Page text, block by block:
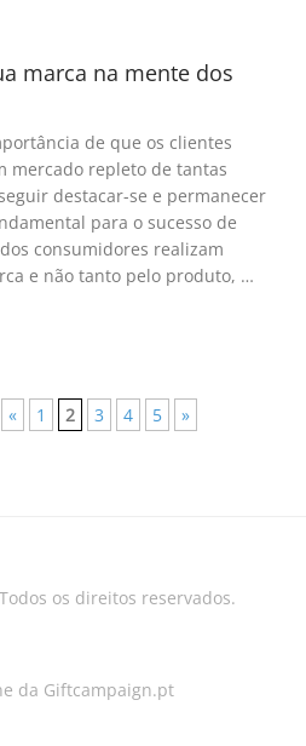
marca na mente dos
de que os clientes
mercado repleto de tantas
destacar-se e permanecer
para o sucesso de
consumidores realizam
e não tanto pelo produto, …
« 1 2 3 4 5 »
os direitos reservados.
da Giftcampaign.pt